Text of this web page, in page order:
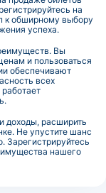
на
к обширному выбору
успеха.
Вы
и пользоваться
обеспечивают
всех
доходы, расширить
Не упустите шанс
Зарегистрируйтесь
нашего